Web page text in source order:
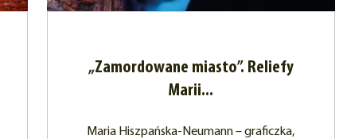
„Zamordowane miasto”. Reliefy
Marii...
Maria Hiszpańska-Neumann – graficzka,